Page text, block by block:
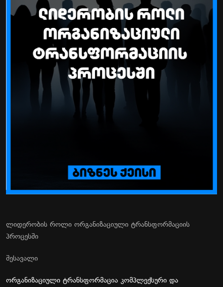
ლიდერობის როლი ორგანიზაციული ტრანსფორმაციის
პროცესში
შესავალი
ორგანიზაციული ტრანსფორმაცია კომპლექსური და